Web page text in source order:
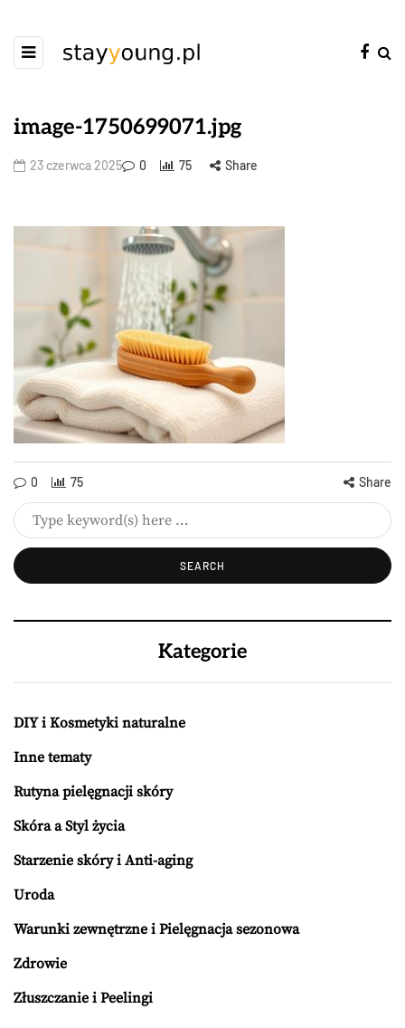
image-1750699071.jpg
23 czerwca 2025 0 75 Share
0 75 Share
Kategorie
DIY i Kosmetyki naturalne
Inne tematy
Rutyna pielęgnacji skóry
Skóra a Styl życia
Starzenie skóry i Anti-aging
Uroda
Warunki zewnętrzne i Pielęgnacja sezonowa
Zdrowie
Złuszczanie i Peelingi